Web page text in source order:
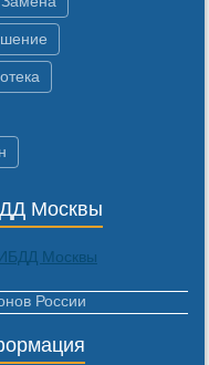
Москвы
России